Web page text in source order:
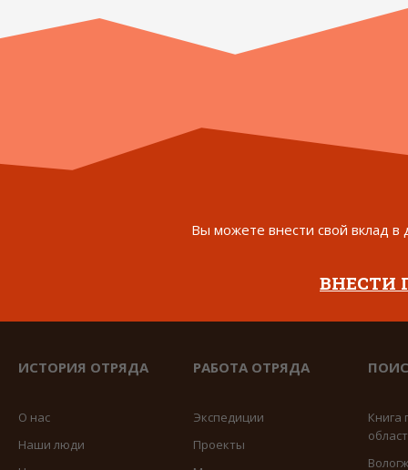
Вы можете внести свой вклад в
ВНЕСТИ
ИСТОРИЯ ОТРЯДА
О нас
Наши люди
РАБОТА ОТРЯДА
Экспедиции
Проекты
Книга